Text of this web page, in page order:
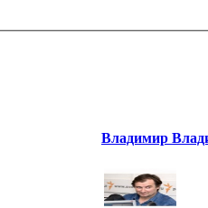
Владимир